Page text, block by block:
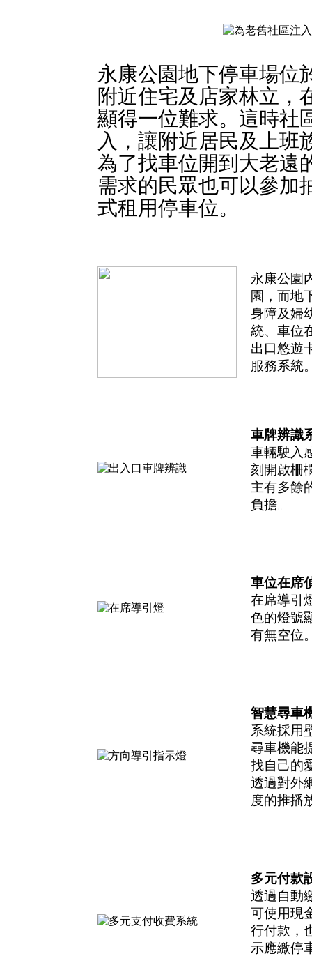
永康公園地下停車場位
附近住宅及店家林立，
顯得一位難求。這時社
入，讓附近居民及上班
為了找車位開到大老遠
需求的民眾也可以參加
式租用停車位。
永康公園
園，而地
身障及婦
統、車位
出口悠遊
服務系統
車牌辨識
車輛駛入
刻開啟柵
主有多餘
負擔。
車位在席
在席導引
色的燈號
有無空位
智慧尋車
系統採用
尋車機能
找自己的
透過對外
度的推播
多元付款
透過自動
可使用現
行付款，
示應繳停